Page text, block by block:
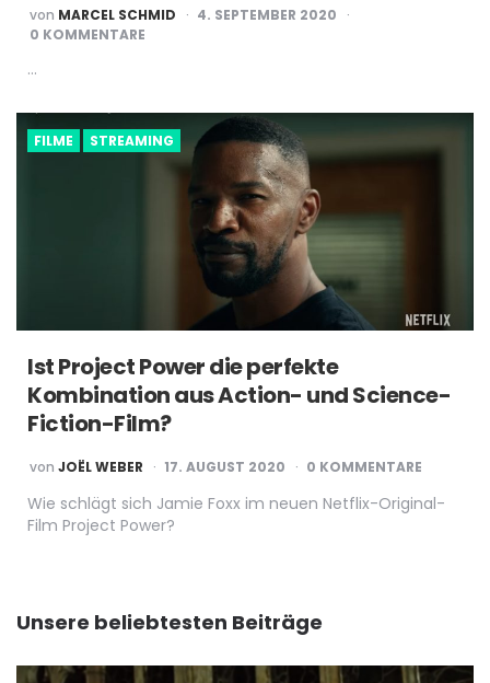
POSTED
BY
von MARCEL SCHMID
4. SEPTEMBER 2020
0 KOMMENTARE
…
FILME STREAMING
Ist Project Power die perfekte
Kombination aus Action- und Science-
Fiction-Film?
POSTED
von JOËL WEBER 17. AUGUST 2020 0 KOMMENTARE
Wie schlägt sich Jamie Foxx im neuen Netflix-Original-
Film Project Power?
Unsere beliebtesten Beiträge